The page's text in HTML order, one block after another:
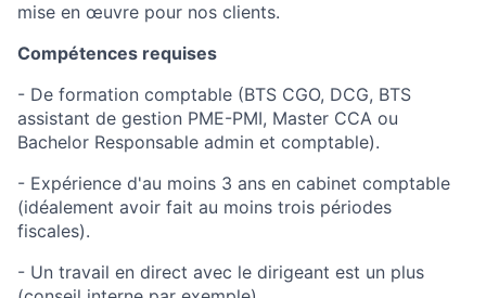
mise en œuvre pour nos clients.
Compétences requises
- De formation comptable (BTS CGO, DCG, BTS
assistant de gestion PME-PMI, Master CCA ou
Bachelor Responsable admin et comptable).
- Expérience d'au moins 3 ans en cabinet comptable
(idéalement avoir fait au moins trois périodes
fiscales).
- Un travail en direct avec le dirigeant est un plus